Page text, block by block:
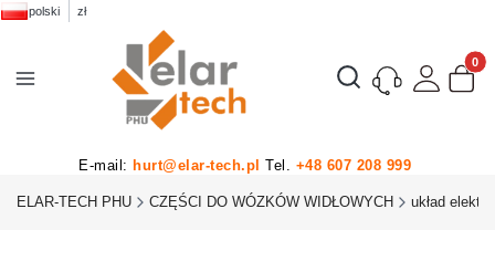
polski zł
Otwórz wyszukiwarkę
E-mail: hurt@elar-tech.pl Tel. +48 607 208 999
ELAR-TECH PHU CZĘŚCI DO WÓZKÓW WIDŁOWYCH układ